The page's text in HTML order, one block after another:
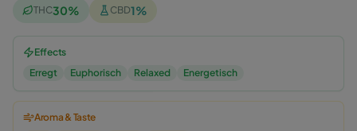
THC30% CBD1%
Effects
Erregt
Euphorisch Relaxed Energetisch
Aroma & Taste